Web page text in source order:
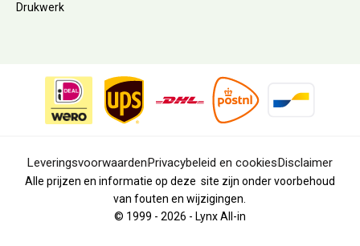
Drukwerk
LeveringsvoorwaardenPrivacybeleid en cookiesDisclaimer
Alle prijzen en informatie op deze site zijn onder voorbehoud
van fouten en wijzigingen.
© 1999 - 2026 - Lynx All-in